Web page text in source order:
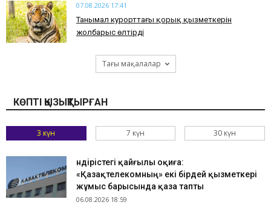
07.08.2026 17:41
​Танымал курорттағы қорық қызметкерін
жолбарыс өлтірді
Тағы мақалалар
КӨПТІ ҚЫЗЫҚТЫРҒАН
3 күн 7 күн 30 күн
Өндірістегі қайғылы оқиға:
«Қазақтелекомның» екі бірдей қызметкері
жұмыс барысында қаза тапты
06.08.2026 18:59